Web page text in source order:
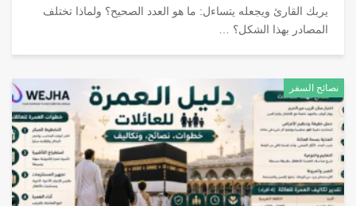
يربك القارئ ويجعله يتساءل: ما هو العدد الصحيح؟ ولماذا تختلف
المصادر بهذا الشكل؟
نصائح السفر